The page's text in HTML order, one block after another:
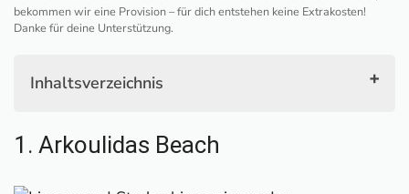
bekommen wir eine Provision – für dich entstehen keine Extrakosten!
Danke für deine Unterstützung.
Inhaltsverzeichnis
2. Kassiopi mit den Stränden Bataria, Kanoni und
1. Arkoulidas Beach